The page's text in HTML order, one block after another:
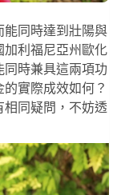
能同時達到壯陽與
加利福尼亞州歐化
同時兼具這兩項功
實際成效如何？
相同疑問，不妨透